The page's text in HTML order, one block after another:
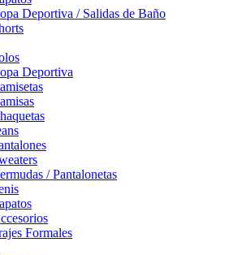
Deportiva / Salidas de Baño
Deportiva
/ Pantalonetas
Formales